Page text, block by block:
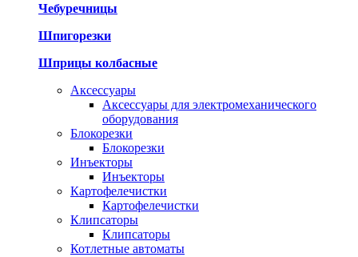
Чебуречницы
Шпигорезки
Шприцы колбасные
Аксессуары
Аксессуары для электромеханического
оборудования
Блокорезки
Блокорезки
Инъекторы
Инъекторы
Картофелечистки
Картофелечистки
Клипсаторы
Клипсаторы
Котлетные автоматы